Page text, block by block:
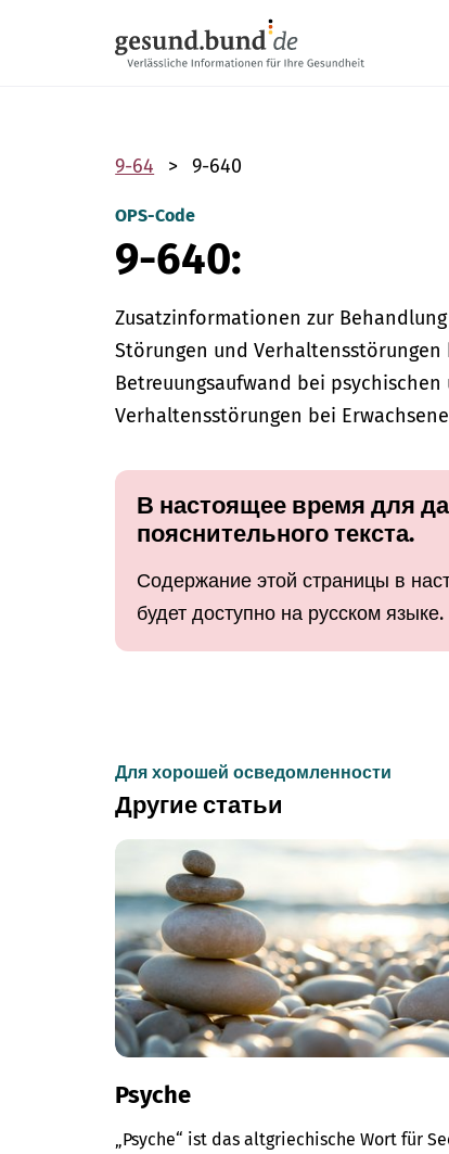
9-64 9-640
OPS-Code
9-640:
Zusatzinformationen zur
Störungen und
Betreuungsaufwand bei
Verhaltensstörungen bei
В настоящее время для
пояснительного текста.
Содержание этой страницы в
будет доступно на русском языке.
Для хорошей осведомленности
Другие статьи
Psyche
„Psyche“ ist das altgriechische Wort für